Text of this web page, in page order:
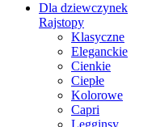
Dla dziewczynek
Rajstopy
Klasyczne
Eleganckie
Cienkie
Ciepłe
Kolorowe
Capri
Legginsy